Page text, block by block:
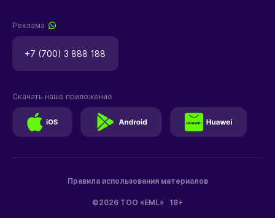
Реклама
+7 (700) 3 888 188
©2026 ТОО «EML» 18+
Правила использования материалов
Скачать наше приложение